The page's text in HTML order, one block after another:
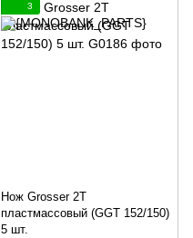
3
Нож Grosser 2Т
пластмассовый (GGT 152/150)
5 шт.